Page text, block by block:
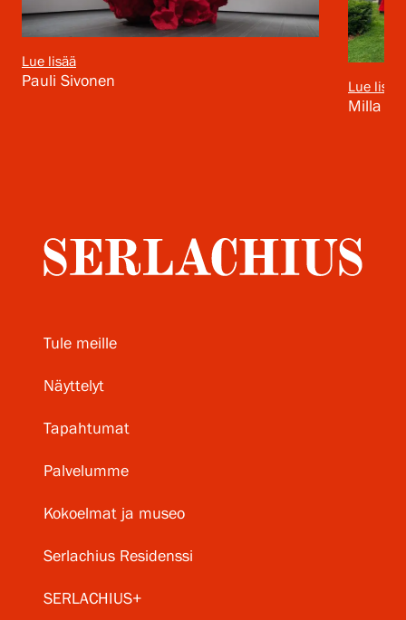
Lue lisää
Pauli Sivonen Lue lisää
Milla
Tule meille
Näyttelyt
Tapahtumat
Palvelumme
Kokoelmat ja museo
Serlachius Residenssi
SERLACHIUS+